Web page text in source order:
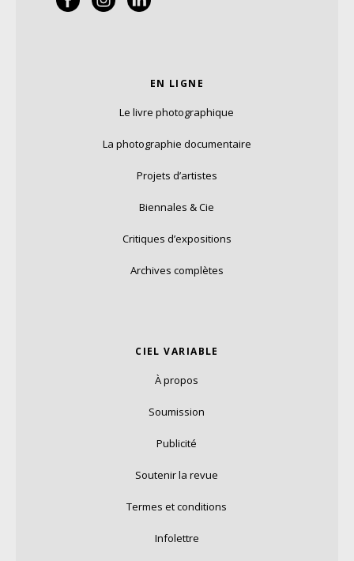
EN LIGNE
Le livre photographique
La photographie documentaire
Projets d’artistes
Biennales & Cie
Critiques d’expositions
Archives complètes
CIEL VARIABLE
À propos
Soumission
Publicité
Soutenir la revue
Termes et conditions
Infolettre